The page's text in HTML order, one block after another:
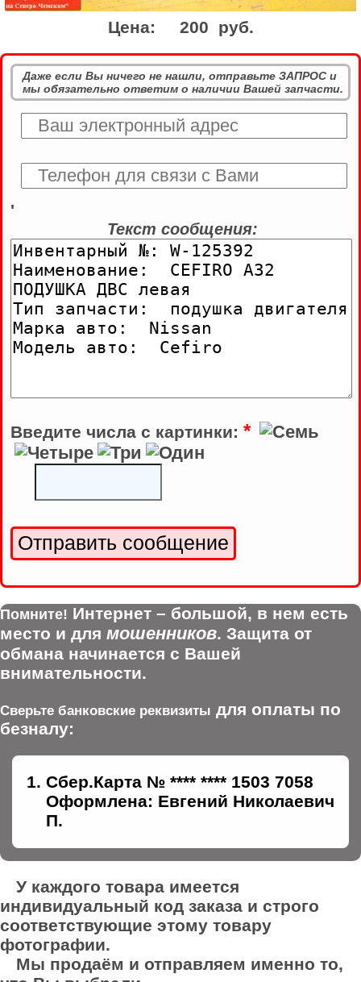
Цена: 200 руб.
Даже если Вы ничего не нашли, отправьте ЗАПРОС и
мы обязательно ответим о наличии Вашей запчасти.
'
Текст сообщения:
Введите числа с картинки: *
Помните! Интернет – большой, в нем есть
место и для мошенников. Защита от
обмана начинается с Вашей
внимательности.
Сверьте банковские реквизиты для оплаты по
безналу:
Сбер.Карта № **** **** 1503 7058
Оформлена: Евгений Николаевич
П.
У каждого товара имеется
индивидуальный код заказа и строго
соответствующие этому товару
фотографии.
Мы продаём и отправляем именно то,